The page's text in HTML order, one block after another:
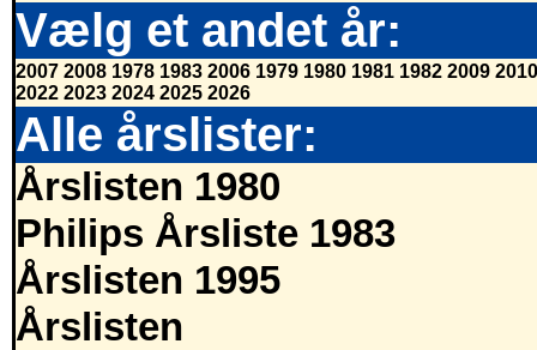
Vælg et andet år:
2007 2008 1978 1983 2006 1979 1980 1981 1982 2009 2010
2022 2023 2024 2025 2026
Alle årslister:
Årslisten 1980
Philips Årsliste 1983
Årslisten 1995
Årslisten